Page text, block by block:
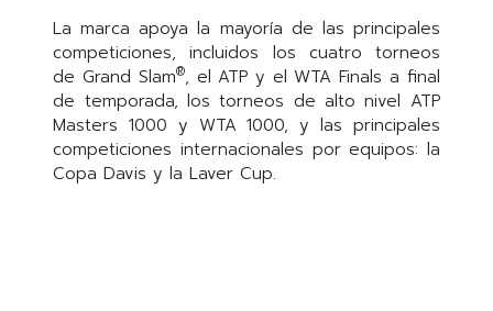
La marca apoya la mayoría de las principales
competiciones, incluidos los cuatro torneos
de Grand Slam®, el ATP y el WTA Finals a final
de temporada, los torneos de alto nivel ATP
Masters 1000 y WTA 1000, y las principales
competiciones internacionales por equipos: la
Copa Davis y la Laver Cup.